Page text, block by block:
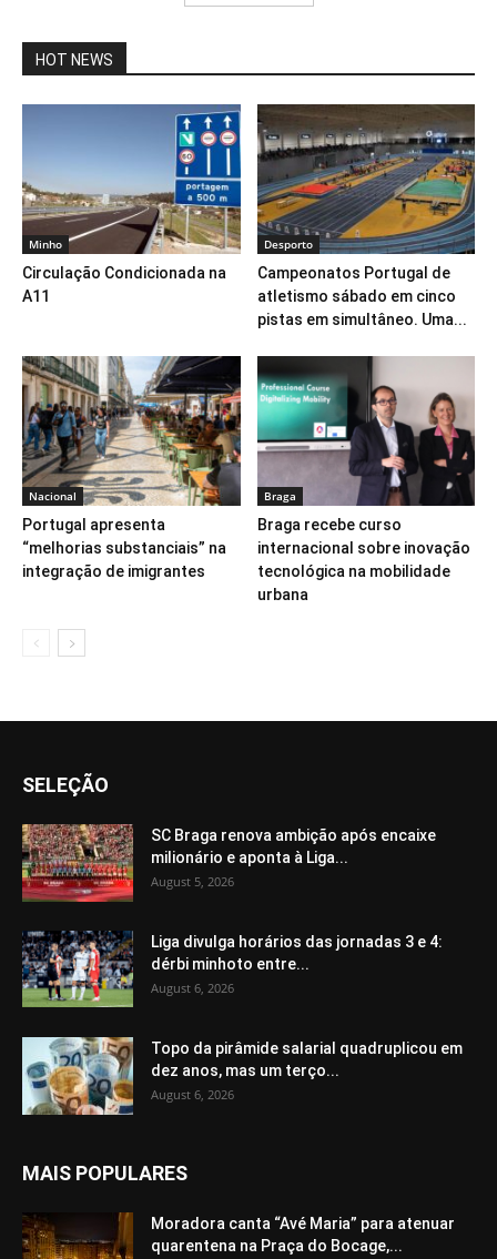
HOT NEWS
Minho
Circulação Condicionada na
A11
Desporto
Campeonatos Portugal de
atletismo sábado em cinco
pistas em simultâneo. Uma...
Nacional
Portugal apresenta
“melhorias substanciais” na
integração de imigrantes
Braga
Braga recebe curso
internacional sobre inovação
tecnológica na mobilidade
urbana
SELEÇÃO
SC Braga renova ambição após encaixe
milionário e aponta à Liga...
August 5, 2026
Liga divulga horários das jornadas 3 e 4:
dérbi minhoto entre...
August 6, 2026
Topo da pirâmide salarial quadruplicou em
dez anos, mas um terço...
August 6, 2026
MAIS POPULARES
Moradora canta “Avé Maria” para atenuar
quarentena na Praça do Bocage,...